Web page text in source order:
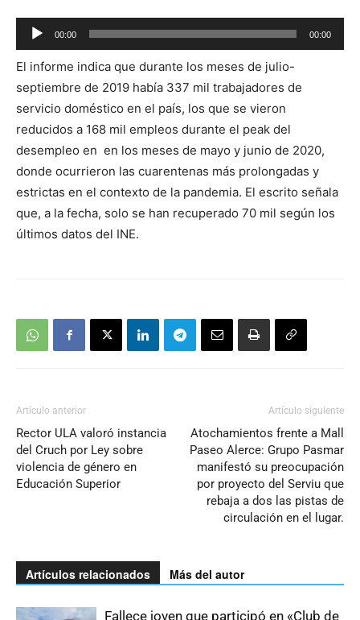
Reproductor
de
audio
00:00 00:00
El informe indica que durante los meses de julio-
septiembre de 2019 había 337 mil trabajadores de
servicio doméstico en el país, los que se vieron
reducidos a 168 mil empleos durante el peak del
desempleo en en los meses de mayo y junio de 2020,
donde ocurrieron las cuarentenas más prolongadas y
estrictas en el contexto de la pandemia. El escrito señala
que, a la fecha, solo se han recuperado 70 mil según los
últimos datos del INE.
Artículo anterior
Rector ULA valoró instancia
del Cruch por Ley sobre
violencia de género en
Educación Superior
Artículo siguiente
Atochamientos frente a Mall
Paseo Alerce: Grupo Pasmar
manifestó su preocupación
por proyecto del Serviu que
rebaja a dos las pistas de
circulación en el lugar.
Artículos relacionados Más del autor
Fallece joven que participó en «Club de